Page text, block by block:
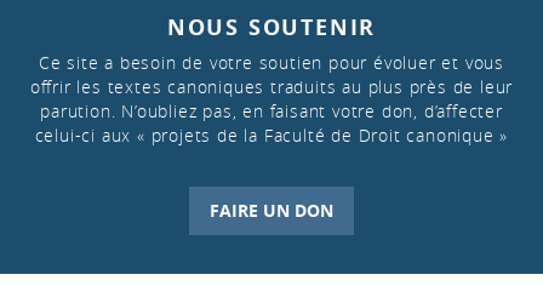
NOUS SOUTENIR
Ce site a besoin de votre soutien pour évoluer et vous
offrir les textes canoniques traduits au plus près de leur
parution. N’oubliez pas, en faisant votre don, d’affecter
celui-ci aux « projets de la Faculté de Droit canonique »
FAIRE UN DON